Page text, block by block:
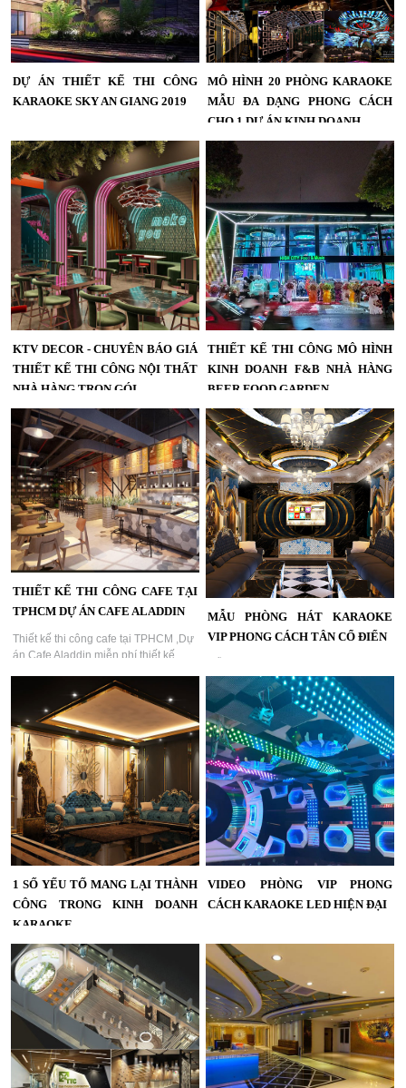
DỰ ÁN THIẾT KẾ THI CÔNG
KARAOKE SKY AN GIANG 2019
An Giang 2019,Điểm Vàng Corp
công ty thiết kế thi công karaoke tại
miền tây danh tiếng nổi bật...
MÔ HÌNH 20 PHÒNG KARAOKE
MẪU ĐA DẠNG PHONG CÁCH
CHO 1 DỰ ÁN KINH DOANH
Mô hình 20 phòng karaoke mẫu đa
dạng phong cách cho 1 dự án kinh
doanh...
KTV DECOR - CHUYÊN BÁO GIÁ
THIẾT KẾ THI CÔNG NỘI THẤT
NHÀ HÀNG TRỌN GÓI
KTV DECOR - Chuyên báo giá thiết
kế thi công nội thất nhà hàng trọn gói
TPHCM và khu vực,Chuyên nghiệp,ý
tưởng sáng tạo, phong cách hiện
đại,mẫu thiết kế nhà hàng sang
trọng,cao cấp...
THIẾT KẾ THI CÔNG MÔ HÌNH
KINH DOANH F&B NHÀ HÀNG
BEER FOOD GARDEN
Thiết kế thi công mô hình kinh doanh
F&B nhà hàng Beer Food
Garden,đang là một trong số hoạt
động vui chơi, giải trí nổi bật của giới
trẻ Sài Gòn,Mô hình bia kết hợp với
không gian mở...
THIẾT KẾ THI CÔNG CAFE TẠI
TPHCM DỰ ÁN CAFE ALADDIN
Thiết kế thi công cafe tại TPHCM ,Dự
án Cafe Aladdin,miễn phí thiết kế
cafe uy tín và chuyên nghiệp...
MẪU PHÒNG HÁT KARAOKE
VIP PHONG CÁCH TÂN CỔ ĐIỂN
cách Tân Cổ Điển,Những sản phẩm
mẫu phòng hát karaoke của Điểm
Vàng Corp luôn phải đảm bảo tiêu
chí mới lạ, độc đáo, đẳng cấp và phù
hợp....
1 SỐ YẾU TỐ MANG LẠI THÀNH
CÔNG TRONG KINH DOANH
KARAOKE
Thiết kế thi công karaoke đẹp ấn
tượng thành công,1 số yếu tố mang
lại thành công trong kinh doanh
karaoke ,Thiết kế quán karaoke đẹp
phong cách mới, âm thanh hay ,ánh
sáng đẹp...
VIDEO PHÒNG VIP PHONG
CÁCH KARAOKE LED HIỆN ĐẠI
hiện đại karaoke HD,Thi công
karaoke hàng đầu tại TPHCM và khu
vực các tỉnh miền Tây,miễn phí 100%
phí thiết kế 3D...